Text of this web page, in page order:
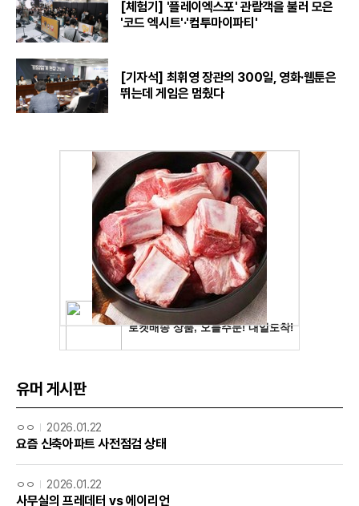
[체험기] '플레이엑스포' 관람객을 불러 모은
'코드 엑시트'·'컴투마이파티'
[기자석] 최휘영 장관의 300일, 영화·웹툰은
뛰는데 게임은 멈췄다
유머 게시판
ㅇㅇ 2026.01.22
요즘 신축아파트 사전점검 상태
ㅇㅇ 2026.01.22
사무실의 프레데터 vs 에이리언